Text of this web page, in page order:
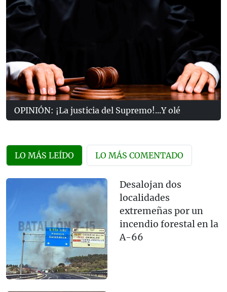
OPINIÓN: ¡La justicia del Supremo!...Y olé
LO MÁS LEÍDO LO MÁS COMENTADO
Desalojan dos
localidades
extremeñas por un
incendio forestal en la
A-66